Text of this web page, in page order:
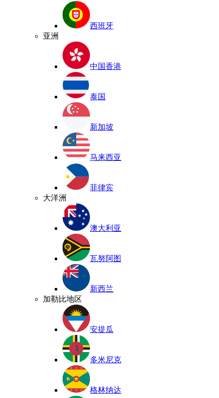
西班牙
亚洲
中国香港
泰国
新加坡
马来西亚
菲律宾
大洋洲
澳大利亚
瓦努阿图
新西兰
加勒比地区
安提瓜
多米尼克
格林纳达